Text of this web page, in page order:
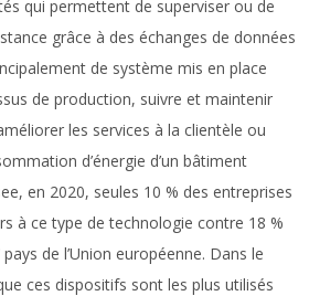
qui permettent de superviser ou de
grâce à des échanges de données
de système mis en place
de production, suivre et maintenir
les services à la clientèle ou
d’énergie d’un bâtiment
en 2020, seules 10 % des entreprises
à ce type de technologie contre 18 %
de l’Union européenne. Dans le
ces dispositifs sont les plus utilisés